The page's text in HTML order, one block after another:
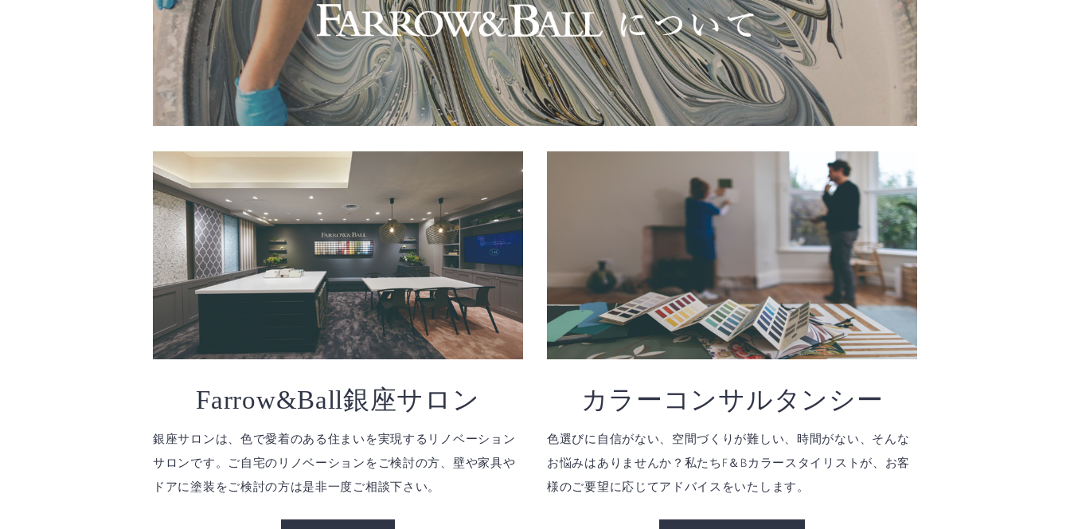
Farrow&Ball銀座サロン
銀座サロンは、色で愛着のある住まいを実現するリノベーション
サロンです。ご自宅のリノベーションをご検討の方、壁や家具や
ドアに塗装をご検討の方は是非一度ご相談下さい。
カラーコンサルタンシー
色選びに自信がない、空間づくりが難しい、時間がない、そんな
お悩みはありませんか？私たちF＆Bカラースタイリストが、お客
様のご要望に応じてアドバイスをいたします。